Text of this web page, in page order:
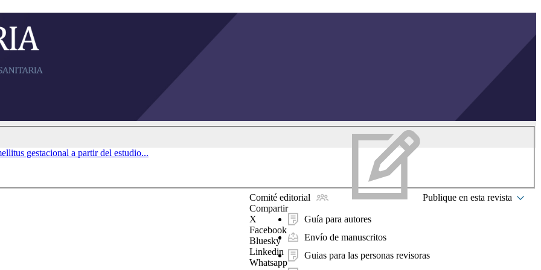
Comité editorial Publique en esta revista
Guía para autores
Envío de manuscritos
Guias para las personas revisoras
Compartir
X
Facebook
Bluesky
Linkedin
Whatsapp
gestacional a partir del estudio...